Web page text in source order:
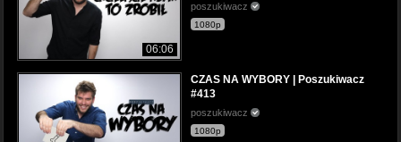
06:06
poszukiwacz
1080p
CZAS NA WYBORY | Poszukiwacz
#413
poszukiwacz
1080p